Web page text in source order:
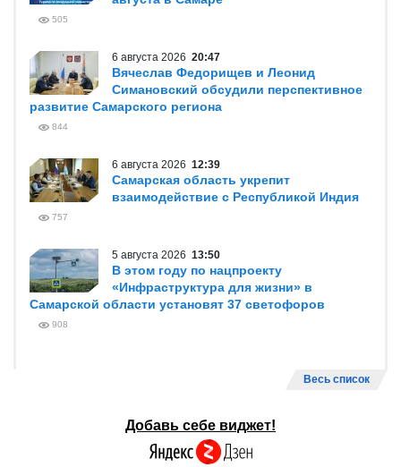
505
6 августа 2026 20:47
Вячеслав Федорищев и Леонид
Симановский обсудили перспективное
развитие Самарского региона
844
6 августа 2026 12:39
Самарская область укрепит
взаимодействие с Республикой Индия
757
5 августа 2026 13:50
В этом году по нацпроекту
«Инфраструктура для жизни» в
Самарской области установят 37 светофоров
908
Весь список
Добавь себе виджет!